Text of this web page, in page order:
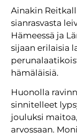
Ainakin
sianrasvasta
Hämeessä ja
sijaan erilaisia
hämäläisiä.
Huonolla
sinnitelleet
jouluksi
arvossaan.